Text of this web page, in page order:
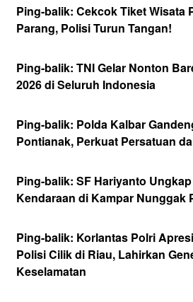
Ping-balik: Cekcok Tiket Wisata
Parang, Polisi Turun Tangan!
Ping-balik: TNI Gelar Nonton
2026 di Seluruh Indonesia
Ping-balik: Polda Kalbar
Pontianak, Perkuat Persatuan
Ping-balik: SF Hariyanto
Kendaraan di Kampar Nunggak
Ping-balik: Korlantas Polri
Polisi Cilik di Riau, Lahirkan
Keselamatan